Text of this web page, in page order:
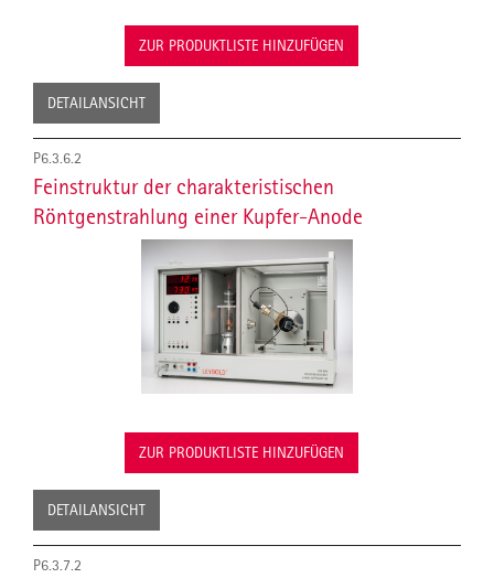
ZUR PRODUKTLISTE HINZUFÜGEN
DETAILANSICHT
P6.3.6.2
Feinstruktur der charakteristischen
Röntgenstrahlung einer Kupfer-Anode
ZUR PRODUKTLISTE HINZUFÜGEN
DETAILANSICHT
P6.3.7.2